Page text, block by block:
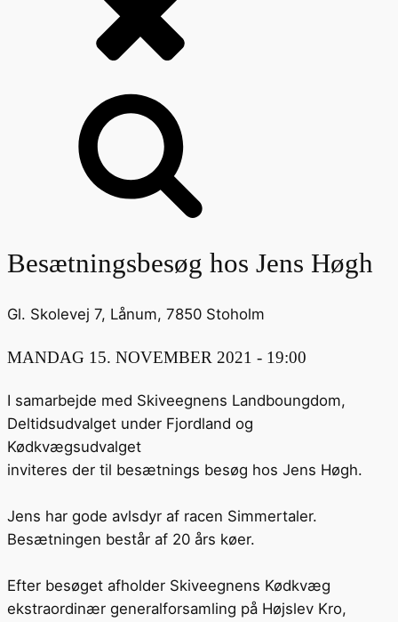
Besætningsbesøg hos Jens Høgh
Gl. Skolevej 7, Lånum, 7850 Stoholm
MANDAG 15. NOVEMBER 2021 - 19:00
I samarbejde med Skiveegnens Landboungdom,
Deltidsudvalget under Fjordland og
Kødkvægsudvalget
inviteres der til besætnings besøg hos Jens Høgh.
Jens har gode avlsdyr af racen Simmertaler.
Besætningen består af 20 års køer.
Efter besøget afholder Skiveegnens Kødkvæg
ekstraordinær generalforsamling på Højslev Kro,